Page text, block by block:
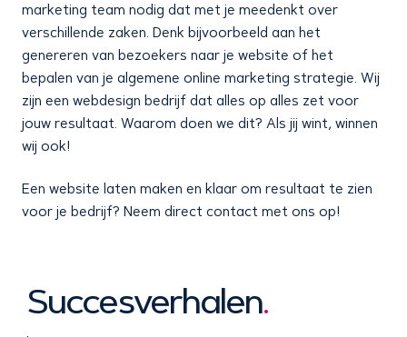
marketing team nodig dat met je meedenkt over
verschillende zaken. Denk bijvoorbeeld aan het
genereren van bezoekers naar je website of het
bepalen van je algemene online marketing strategie. Wij
zijn een webdesign bedrijf dat alles op alles zet voor
jouw resultaat. Waarom doen we dit? Als jij wint, winnen
wij ook!
Een website laten maken en klaar om resultaat te zien
voor je bedrijf? Neem direct contact met ons op!
Succesverhalen.